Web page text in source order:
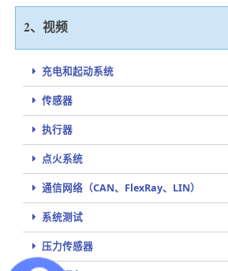
2、视频
充电和起动系统
传感器
执行器
点火系统
通信网络（CAN、FlexRay、LIN）
系统测试
压力传感器